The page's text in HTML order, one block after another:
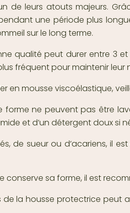
de leurs atouts majeurs.
une période plus
sur le long terme.
qualité peut durer entre 3
fréquent pour maintenir leur
en mousse viscoélastique,
ne peuvent pas être
et d’un détergent doux si
de sueur ou d’acariens, il
sa forme, il est
de la housse protectrice